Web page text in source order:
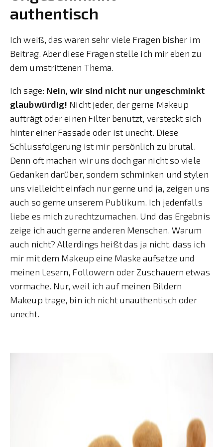
authentisch
Ich weiß, das waren sehr viele Fragen bisher im
Beitrag. Aber diese Fragen stelle ich mir eben zu
dem umstrittenen Thema.
Ich sage: Nein, wir sind nicht nur ungeschminkt
glaubwürdig! Nicht jeder, der gerne Makeup
aufträgt oder einen Filter benutzt, versteckt sich
hinter einer Fassade oder ist unecht. Diese
Schlussfolgerung ist mir persönlich zu brutal.
Denn oft machen wir uns doch gar nicht so viele
Gedanken darüber, sondern schminken und stylen
uns vielleicht einfach nur gerne und ja, zeigen uns
auch so gerne unserem Publikum. Ich jedenfalls
liebe es mich zurechtzumachen. Und das Ergebnis
zeige ich auch gerne anderen Menschen. Warum
auch nicht? Allerdings heißt das ja nicht, dass ich
mir mit dem Makeup eine Maske aufsetze und
meinen Lesern, Followern oder Zuschauern etwas
vormache. Nur, weil ich auf meinen Bildern
Makeup trage, bin ich nicht unauthentisch oder
unecht.